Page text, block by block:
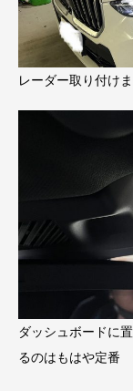
レーダー取り付け
ダッシュボードに
るのはもはや定番